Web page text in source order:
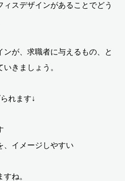
スデザインがあることでどう
ンが、求職者に与えるもの、と
きましょう。
れます↓
、イメージしやすい
ね。